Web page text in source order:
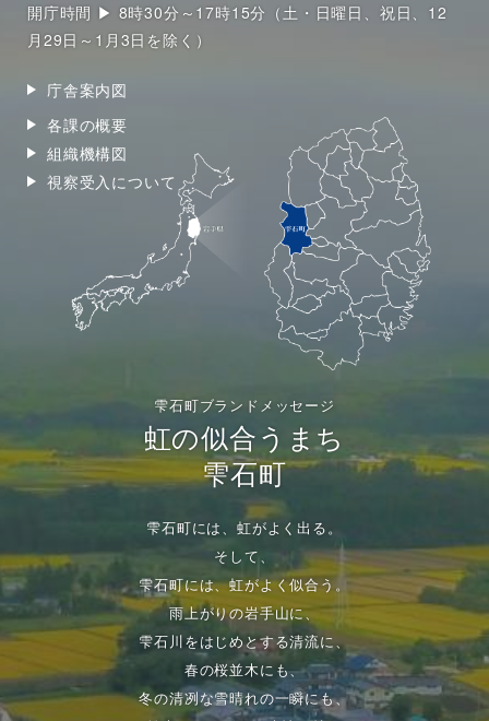
開庁時間 ▶ 8時30分～17時15分（土・日曜日、祝日、12
月29日～1月3日を除く）
庁舎案内図
各課の概要
組織機構図
視察受入について
雫石町ブランドメッセージ
虹の似合うまち
雫石町
雫石町には、虹がよく出る。
そして、
雫石町には、虹がよく似合う。
雨上がりの岩手山に、
雫石川をはじめとする清流に、
春の桜並木にも、
冬の清冽な雪晴れの一瞬にも、